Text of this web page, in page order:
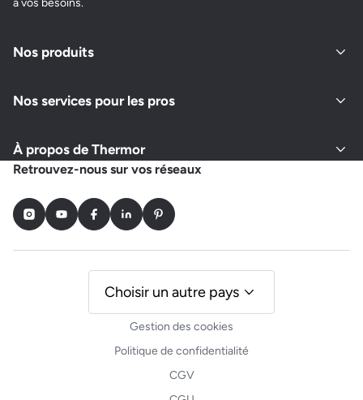
à vos besoins.
Nos produits
Nos services pour les pros
À propos de Thermor
Retrouvez-nous sur vos réseaux
InstagramYoutubeFacebookLinkedInPinterest
Gestion des cookies
Politique de confidentialité
CGV
Choisir un autre pays